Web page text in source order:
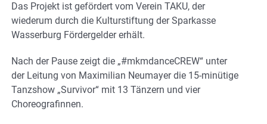
Das Projekt ist gefördert vom Verein TAKU, der
wiederum durch die Kulturstiftung der Sparkasse
Wasserburg Fördergelder erhält.
Nach der Pause zeigt die „#mkmdanceCREW“ unter
der Leitung von Maximilian Neumayer die 15-minütige
Tanzshow „Survivor“ mit 13 Tänzern und vier
Choreografinnen.